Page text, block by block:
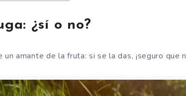
¿sí o no?
amante de la fruta: si se la das, ¡seguro que